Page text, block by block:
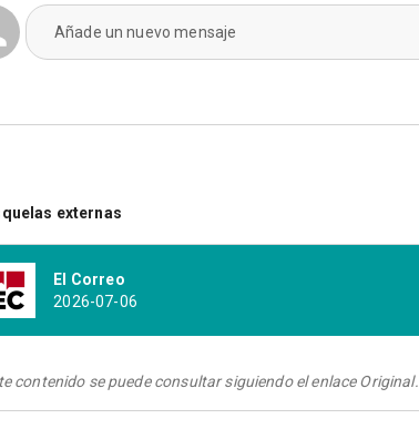
Añade un nuevo mensaje
externas
El Correo
2026-07-06
contenido se puede consultar siguiendo el enlace Original.